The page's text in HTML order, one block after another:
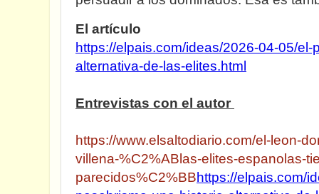
El artículo
https://elpais.com/ideas/2026-04-05/
alternativa-de-las-elites.html
Entrevistas con el autor
https://www.elsaltodiario.com/el-leon-
villena-%C2%ABlas-elites-espanolas-
parecidos%C2%BBhttps://elpais.com/